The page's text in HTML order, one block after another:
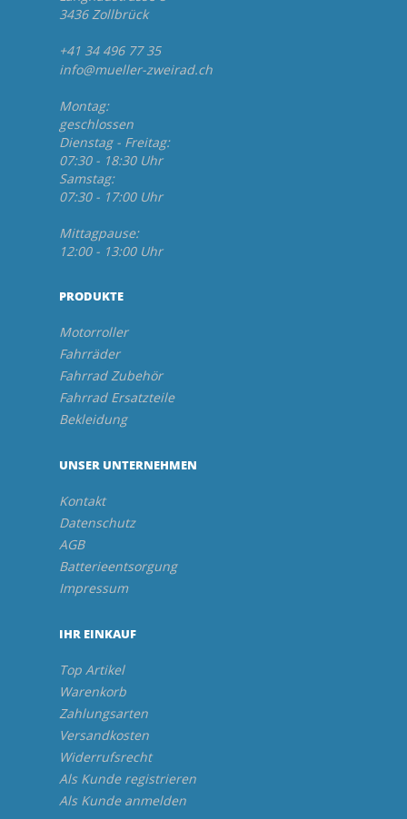
3436 Zollbrück
+41 34 496 77 35
info@mueller-zweirad.ch
Montag:
geschlossen
Dienstag - Freitag:
07:30 - 18:30 Uhr
Samstag:
07:30 - 17:00 Uhr
Mittagpause:
12:00 - 13:00 Uhr
PRODUKTE
Motorroller
Fahrräder
Fahrrad Zubehör
Fahrrad Ersatzteile
Bekleidung
UNSER UNTERNEHMEN
Kontakt
Datenschutz
AGB
Batterieentsorgung
Impressum
IHR EINKAUF
Top Artikel
Warenkorb
Zahlungsarten
Versandkosten
Widerrufsrecht
Als Kunde registrieren
Als Kunde anmelden